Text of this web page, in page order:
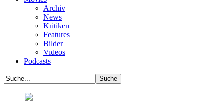
Archiv
News
Kritiken
Features
Bilder
Videos
Podcasts